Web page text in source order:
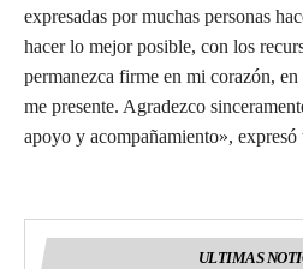
expresadas por muchas personas
hacer lo mejor posible, con los
permanezca firme en mi corazón,
me presente. Agradezco
apoyo y acompañamiento», expresó
ULTIMAS